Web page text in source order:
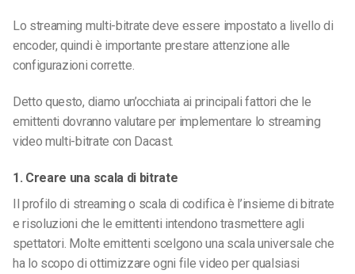
Lo streaming multi-bitrate deve essere impostato a livello di
encoder, quindi è importante prestare attenzione alle
configurazioni corrette.
Detto questo, diamo un’occhiata ai principali fattori che le
emittenti dovranno valutare per implementare lo streaming
video multi-bitrate con Dacast.
1. Creare una scala di bitrate
Il profilo di streaming o scala di codifica è l’insieme di bitrate
e risoluzioni che le emittenti intendono trasmettere agli
spettatori. Molte emittenti scelgono una scala universale che
ha lo scopo di ottimizzare ogni file video per qualsiasi